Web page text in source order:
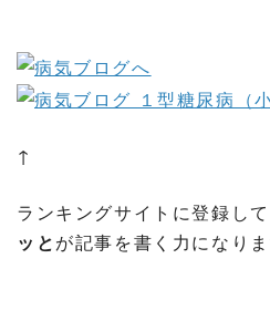
↑
ランキングサイトに登録し
ッとが記事を書く力になりま